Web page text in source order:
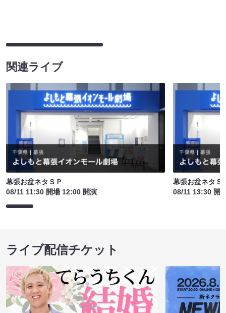
関連ライブ
幕張お盆ネタＳＰ
08/11 11:30 開場 12:00 開演
幕張お盆ネタＳ
08/11 13:30 開
ライブ配信チケット